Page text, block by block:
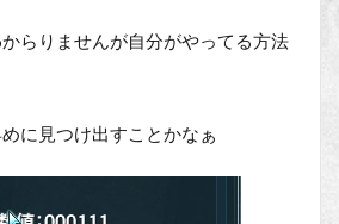
らりませんが自分がやってる方法
に見つけ出すことかなぁ